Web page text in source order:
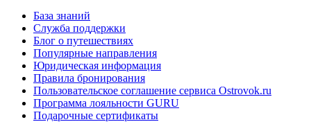
База знаний
Служба поддержки
Блог о путешествиях
Популярные направления
Юридическая информация
Правила бронирования
Пользовательское соглашение сервиса Ostrovok.ru
Программа лояльности GURU
Подарочные сертификаты